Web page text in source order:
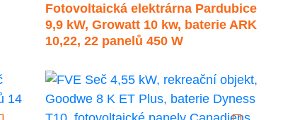
Fotovoltaická elektrárna Pardubice
9,9 kW, Growatt 10 kw, baterie ARK
10,22, 22 panelů 450 W